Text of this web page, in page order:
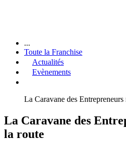
...
Toute la Franchise
Actualités
Evènements
La Caravane des
La Caravane des
la route